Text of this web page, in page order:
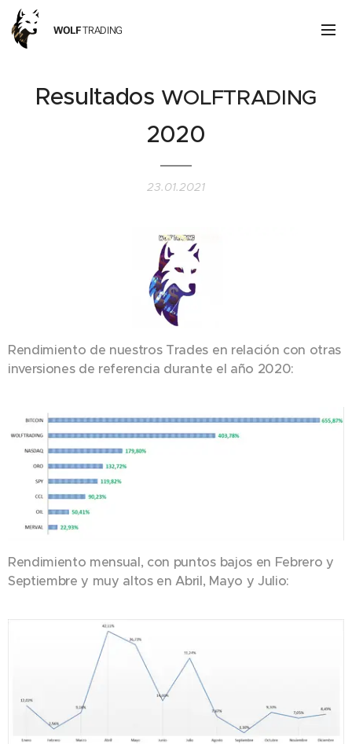
WOLFTRADING
Resultados WOLFTRADING
2020
23.01.2021
Rendimiento de nuestros Trades en relación con otras
inversiones de referencia durante el año 2020:
Rendimiento mensual, con puntos bajos en Febrero y
Septiembre y muy altos en Abril, Mayo y Julio: